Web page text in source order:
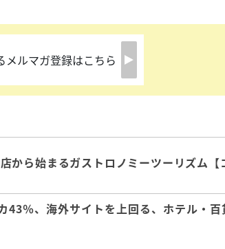
メルマガ登録はこちら
ら始まるガストロノミーツーリズム【
％、海外サイトを上回る、ホテル・